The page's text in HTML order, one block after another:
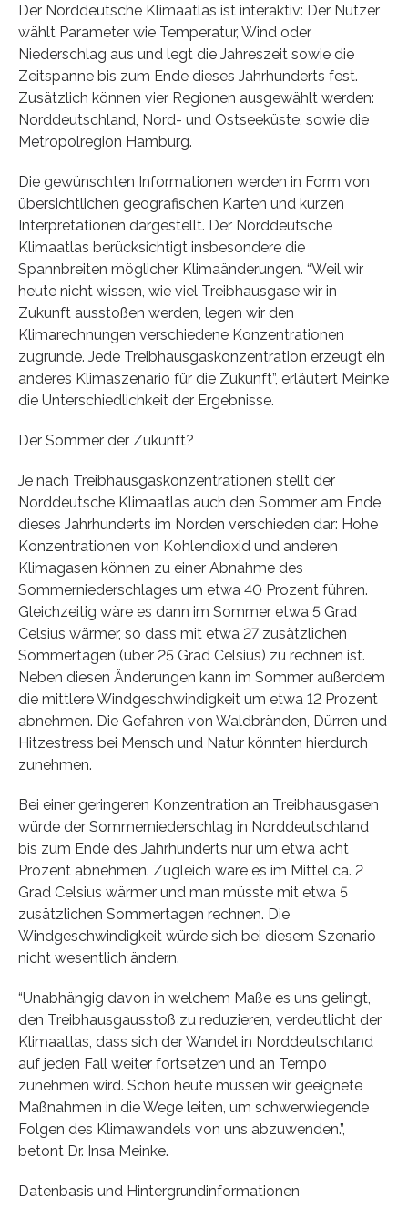
Der Norddeutsche Klimaatlas ist interaktiv: Der Nutzer
wählt Parameter wie Temperatur, Wind oder
Niederschlag aus und legt die Jahreszeit sowie die
Zeitspanne bis zum Ende dieses Jahrhunderts fest.
Zusätzlich können vier Regionen ausgewählt werden:
Norddeutschland, Nord- und Ostseeküste, sowie die
Metropolregion Hamburg.
Die gewünschten Informationen werden in Form von
übersichtlichen geografischen Karten und kurzen
Interpretationen dargestellt. Der Norddeutsche
Klimaatlas berücksichtigt insbesondere die
Spannbreiten möglicher Klimaänderungen. “Weil wir
heute nicht wissen, wie viel Treibhausgase wir in
Zukunft ausstoßen werden, legen wir den
Klimarechnungen verschiedene Konzentrationen
zugrunde. Jede Treibhausgaskonzentration erzeugt ein
anderes Klimaszenario für die Zukunft”, erläutert Meinke
die Unterschiedlichkeit der Ergebnisse.
Der Sommer der Zukunft?
Je nach Treibhausgaskonzentrationen stellt der
Norddeutsche Klimaatlas auch den Sommer am Ende
dieses Jahrhunderts im Norden verschieden dar: Hohe
Konzentrationen von Kohlendioxid und anderen
Klimagasen können zu einer Abnahme des
Sommerniederschlages um etwa 40 Prozent führen.
Gleichzeitig wäre es dann im Sommer etwa 5 Grad
Celsius wärmer, so dass mit etwa 27 zusätzlichen
Sommertagen (über 25 Grad Celsius) zu rechnen ist.
Neben diesen Änderungen kann im Sommer außerdem
die mittlere Windgeschwindigkeit um etwa 12 Prozent
abnehmen. Die Gefahren von Waldbränden, Dürren und
Hitzestress bei Mensch und Natur könnten hierdurch
zunehmen.
Bei einer geringeren Konzentration an Treibhausgasen
würde der Sommerniederschlag in Norddeutschland
bis zum Ende des Jahrhunderts nur um etwa acht
Prozent abnehmen. Zugleich wäre es im Mittel ca. 2
Grad Celsius wärmer und man müsste mit etwa 5
zusätzlichen Sommertagen rechnen. Die
Windgeschwindigkeit würde sich bei diesem Szenario
nicht wesentlich ändern.
“Unabhängig davon in welchem Maße es uns gelingt,
den Treibhausgausstoß zu reduzieren, verdeutlicht der
Klimaatlas, dass sich der Wandel in Norddeutschland
auf jeden Fall weiter fortsetzen und an Tempo
zunehmen wird. Schon heute müssen wir geeignete
Maßnahmen in die Wege leiten, um schwerwiegende
Folgen des Klimawandels von uns abzuwenden.”,
betont Dr. Insa Meinke.
Datenbasis und Hintergrundinformationen